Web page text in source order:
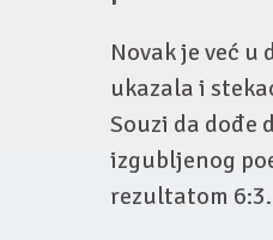
Novak je već
ukazala i
Souzi da dođe
izgubljenog
rezultatom 6:3.